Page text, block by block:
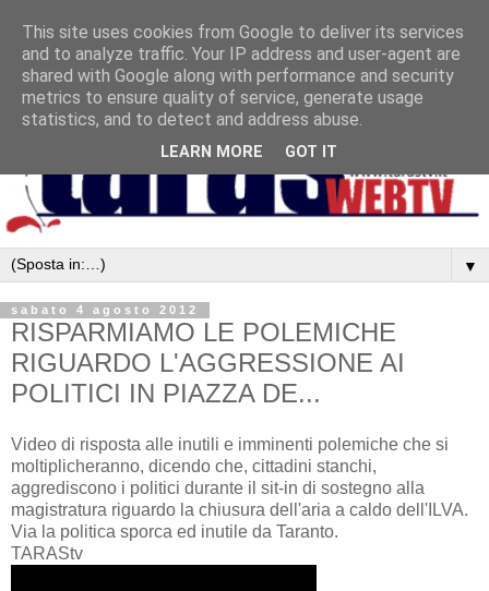
▼
sabato 4 agosto 2012
RISPARMIAMO LE POLEMICHE
RIGUARDO L'AGGRESSIONE AI
POLITICI IN PIAZZA DE...
Video di risposta alle inutili e imminenti polemiche che si
moltiplicheranno, dicendo che, cittadini stanchi,
aggrediscono i politici durante il sit-in di sostegno alla
magistratura riguardo la chiusura dell'aria a caldo dell'ILVA.
Via la politica sporca ed inutile da Taranto.
TARAStv
This site uses cookies from Google to deliver its services
and to analyze traffic. Your IP address and user-agent are
shared with Google along with performance and security
metrics to ensure quality of service, generate usage
statistics, and to detect and address abuse.
LEARN MORE GOT IT